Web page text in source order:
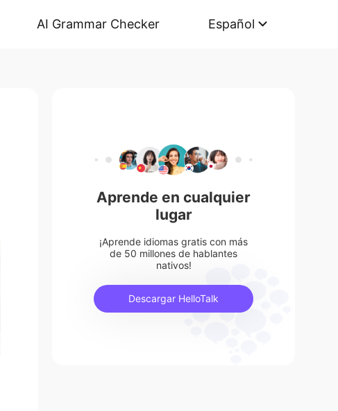
AI Grammar Checker Español
Aprende en cualquier
lugar
¡Aprende idiomas gratis con más
de 50 millones de hablantes
nativos!
Descargar HelloTalk